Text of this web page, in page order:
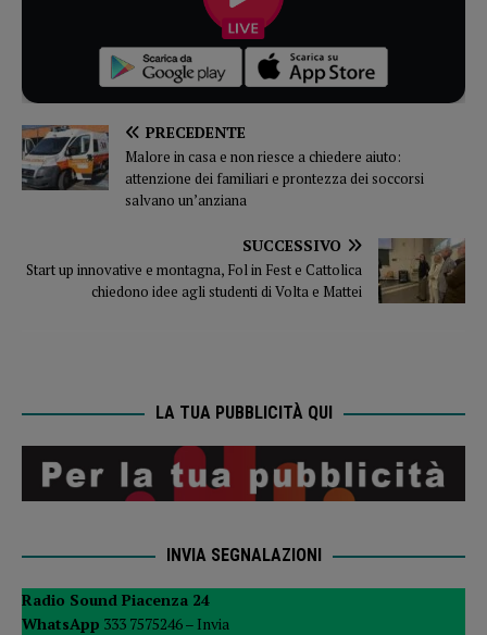
PRECEDENTE
Malore in casa e non riesce a chiedere aiuto:
attenzione dei familiari e prontezza dei soccorsi
salvano un’anziana
SUCCESSIVO
Start up innovative e montagna, Fol in Fest e Cattolica
chiedono idee agli studenti di Volta e Mattei
LA TUA PUBBLICITÀ QUI
INVIA SEGNALAZIONI
Radio Sound Piacenza 24
WhatsApp 333 7575246 – Invia